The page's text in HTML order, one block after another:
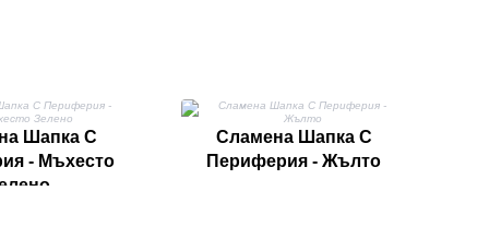
Шапка С
- Мъхесто
Сламена Шапка С
Периферия - Жълто